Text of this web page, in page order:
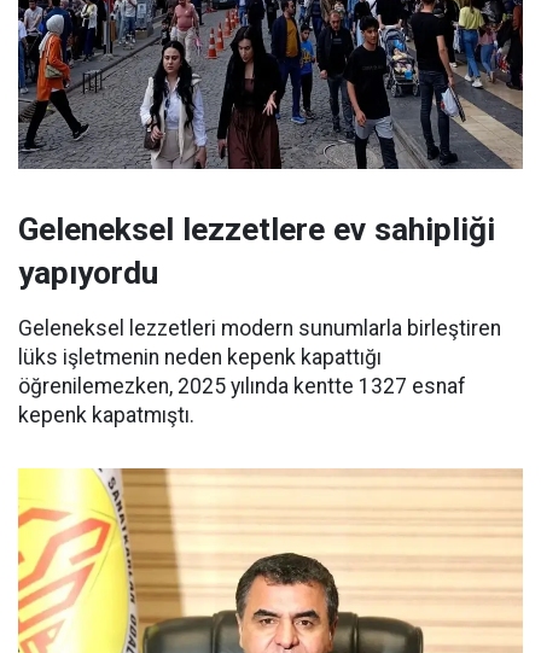
Geleneksel lezzetlere ev sahipliği
yapıyordu
Geleneksel lezzetleri modern sunumlarla birleştiren
lüks işletmenin neden kepenk kapattığı
öğrenilemezken, 2025 yılında kentte 1327 esnaf
kepenk kapatmıştı.